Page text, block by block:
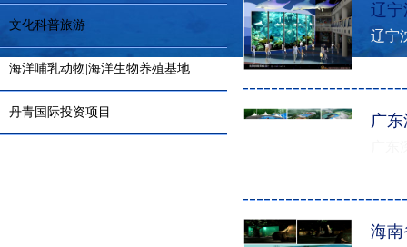
文化科普旅游
海洋哺乳动物|海洋生物养殖基地
丹青国际投资项目
辽宁
辽宁
广
海南